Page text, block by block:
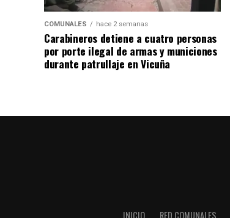
COMUNALES hace 2 semanas
Carabineros detiene a cuatro personas
por porte ilegal de armas y municiones
durante patrullaje en Vicuña